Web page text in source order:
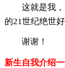
这就是我
的21世纪绝世
谢谢！
新生自我介绍